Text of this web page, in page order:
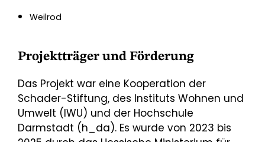
Weilrod
Projektträger und Förderung
Das Projekt war eine Kooperation der
Schader-Stiftung, des Instituts Wohnen und
Umwelt (IWU) und der Hochschule
Darmstadt (h_da). Es wurde von 2023 bis